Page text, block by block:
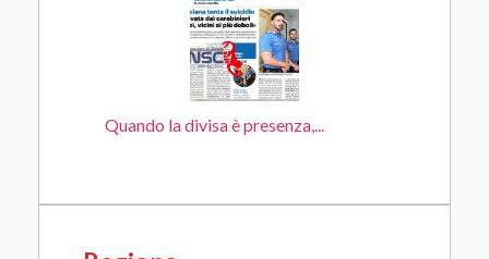
Quando la divisa è presenza,...